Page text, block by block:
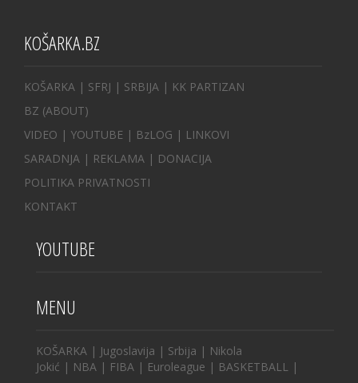
KOŠARKA.BZ
KOŠARKA | SFRJ | SRBIJA | KK PARTIZAN
BZ (ABOUT)
VIDEO | YOUTUBE | BzLOG | LINKOVI
SARADNJA | REKLAMA | DONACIJA
POLITIKA PRIVATNOSTI
KONTAKT
YOUTUBE
MENU
KOŠARKA | Jugoslavija | Srbija | Nikola
Jokić | NBA | FIBA | Euroleague | BASKETBALL |